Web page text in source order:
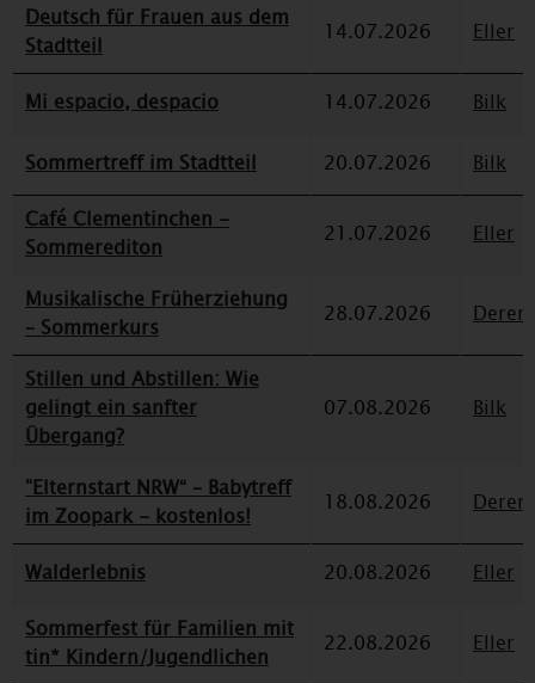
Deutsch für Frauen aus dem
Stadtteil
14.07.2026 Eller
Mi espacio, despacio 14.07.2026 Bilk
Sommertreff im Stadtteil 20.07.2026
Bilk
Café Clementinchen -
Sommerediton
21.07.2026 Eller
Musikalische Früherziehung
– Sommerkurs
28.07.2026
Stillen und Abstillen: Wie
gelingt ein sanfter
Übergang?
07.08.2026 Bilk
"Elternstart NRW“ – Babytreff
im Zoopark - kostenlos!
18.08.2026
Walderlebnis 20.08.2026
Eller
Sommerfest für Familien mit
tin* Kindern/Jugendlichen
22.08.2026 Eller